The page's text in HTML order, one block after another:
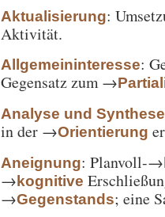
Aktualisierung:
Aktivität.
Allgemeininteresse:
Gegensatz zum →
Analyse und Synthese
in der →Orientierung
Aneignung: Planvoll-→
→kognitive
→Gegenstands; eine